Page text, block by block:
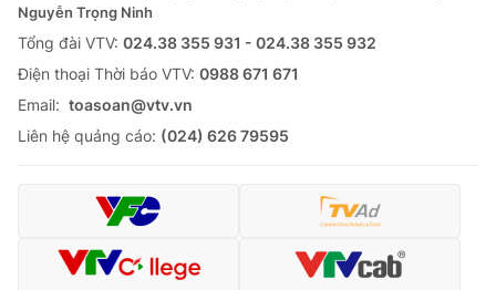
Nguyễn Trọng Ninh
Tổng đài VTV: 024.38 355 931 - 024.38 355 932
Ðiện thoại Thời báo VTV: 0988 671 671
Email: toasoan@vtv.vn
Liên hệ quảng cáo: (024) 626 79595